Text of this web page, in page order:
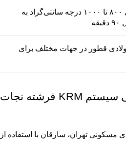
تحمل دمای ۸۰۰ تا ۱۰۰۰ درجه سانتی‌گراد به
قطور در جهات مختلف برای
سناریوی واقعی؛ وقتی سیستم KRM فرشته نجات
تهران، سارقان با استفاده از